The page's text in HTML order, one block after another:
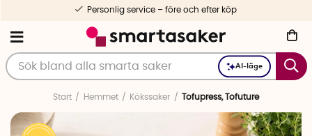
AI-läge
Personlig service – före och efter köp
Start Hemmet Kökssaker Tofupress, Tofuture